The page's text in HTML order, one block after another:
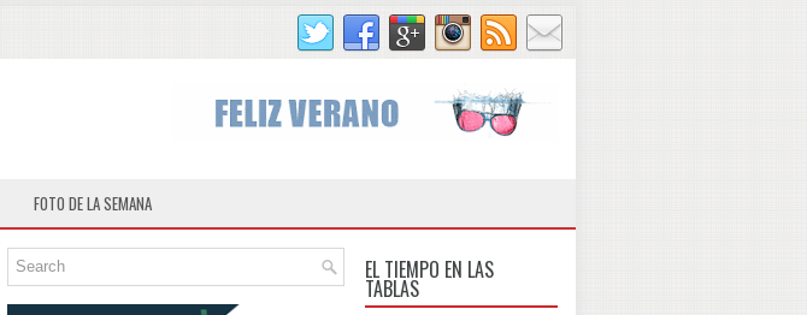
FOTO DE LA SEMANA
EL TIEMPO EN LAS
TABLAS